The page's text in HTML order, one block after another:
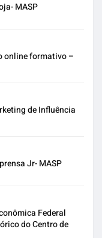
MASP
online formativo –
de Influência
Jr- MASP
Federal
do Centro de